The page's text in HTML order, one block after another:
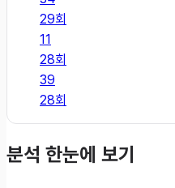
29회
11
28회
39
28회
분석 한눈에 보기